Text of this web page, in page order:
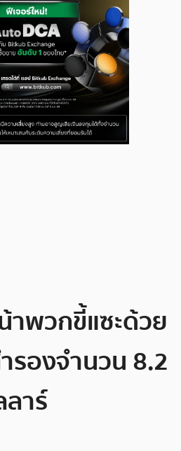
พวกขี้แซะด้วย
รองจำนวน 8.2
าร์